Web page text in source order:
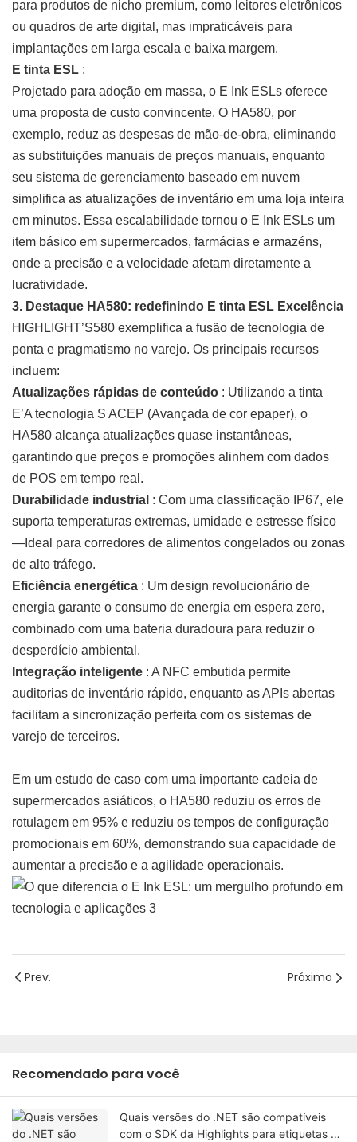
para produtos de nicho premium, como leitores eletrônicos
ou quadros de arte digital, mas impraticáveis ​​para
implantações em larga escala e baixa margem.
E tinta ESL :
Projetado para adoção em massa, o E Ink ESLs oferece
uma proposta de custo convincente. O HA580, por
exemplo, reduz as despesas de mão-de-obra, eliminando
as substituições manuais de preços manuais, enquanto
seu sistema de gerenciamento baseado em nuvem
simplifica as atualizações de inventário em uma loja inteira
em minutos. Essa escalabilidade tornou o E Ink ESLs um
item básico em supermercados, farmácias e armazéns,
onde a precisão e a velocidade afetam diretamente a
lucratividade.
3. Destaque HA580: redefinindo E tinta ESL Excelência
HIGHLIGHT’S580 exemplifica a fusão de tecnologia de
ponta e pragmatismo no varejo. Os principais recursos
incluem:
Atualizações rápidas de conteúdo : Utilizando a tinta
E’A tecnologia S ACEP (Avançada de cor epaper), o
HA580 alcança atualizações quase instantâneas,
garantindo que preços e promoções alinhem com dados
de POS em tempo real.
Durabilidade industrial : Com uma classificação IP67, ele
suporta temperaturas extremas, umidade e estresse físico
—Ideal para corredores de alimentos congelados ou zonas
de alto tráfego.
Eficiência energética : Um design revolucionário de
energia garante o consumo de energia em espera zero,
combinado com uma bateria duradoura para reduzir o
desperdício ambiental.
Integração inteligente : A NFC embutida permite
auditorias de inventário rápido, enquanto as APIs abertas
facilitam a sincronização perfeita com os sistemas de
varejo de terceiros.
Em um estudo de caso com uma importante cadeia de
supermercados asiáticos, o HA580 reduziu os erros de
rotulagem em 95% e reduziu os tempos de configuração
promocionais em 60%, demonstrando sua capacidade de
aumentar a precisão e a agilidade operacionais.
Prev. Próximo
Recomendado para você
Quais versões do .NET são compatíveis
com o SDK da Highlights para etiquetas de